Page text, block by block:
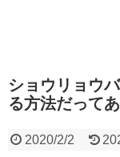
ショウリョウ
る方法だって
2020/2/2